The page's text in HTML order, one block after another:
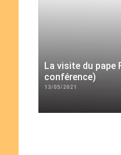
La visite du pape
conférence)
13/05/2021